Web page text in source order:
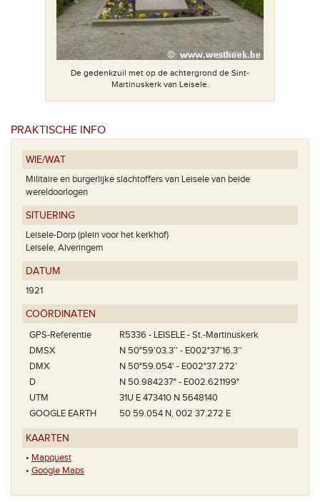
De gedenkzuil met op de achtergrond de Sint-
Martinuskerk van Leisele.
PRAKTISCHE INFO
WIE/WAT
Militaire en burgerlijke slachtoffers van Leisele van beide
wereldoorlogen
SITUERING
Leisele-Dorp (plein voor het kerkhof)
Leisele, Alveringem
DATUM
1921
COÖRDINATEN
GPS-Referentie
R5336 - LEISELE - St.-Martinuskerk
DMSX
N 50°59'03.3'' - E002°37'16.3''
DMX
N 50°59.054' - E002°37.272'
D
N 50.984237° - E002.621199°
UTM
31U E 473410 N 5648140
GOOGLE EARTH
50 59.054 N, 002 37.272 E
KAARTEN
• Mapquest
• Google Maps